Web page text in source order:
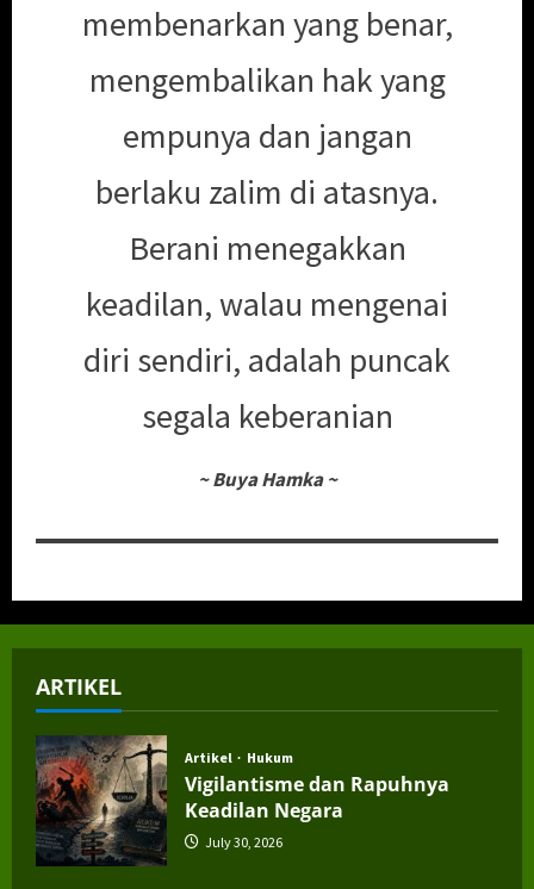
membenarkan yang benar,
mengembalikan hak yang
empunya dan jangan
berlaku zalim di atasnya.
Berani menegakkan
keadilan, walau mengenai
diri sendiri, adalah puncak
segala keberanian
~ Buya Hamka ~
ARTIKEL
Artikel Hukum
Vigilantisme dan Rapuhnya
Keadilan Negara
July 30, 2026